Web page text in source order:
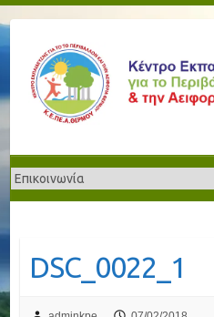
DSC_0022_1